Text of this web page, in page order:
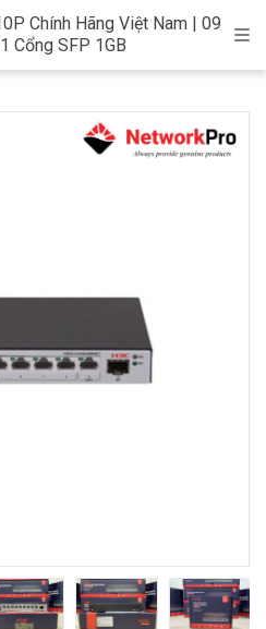
Chính Hãng Việt Nam | 09
Cổng SFP 1GB